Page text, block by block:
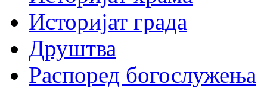
Историјат града
Друштва
Распоред богослужења